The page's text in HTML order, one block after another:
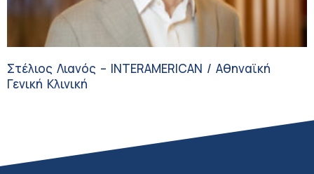
Στέλιος Λιανός – INTERAMERICAN / Αθηναϊκή
Γενική Κλινική